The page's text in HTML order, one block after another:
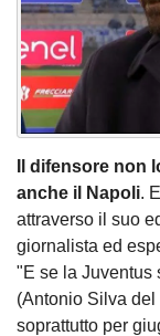
Il difensore non
anche il Napoli.
attraverso il suo
giornalista ed
"E se la Juventus
(Antonio Silva
soprattutto per